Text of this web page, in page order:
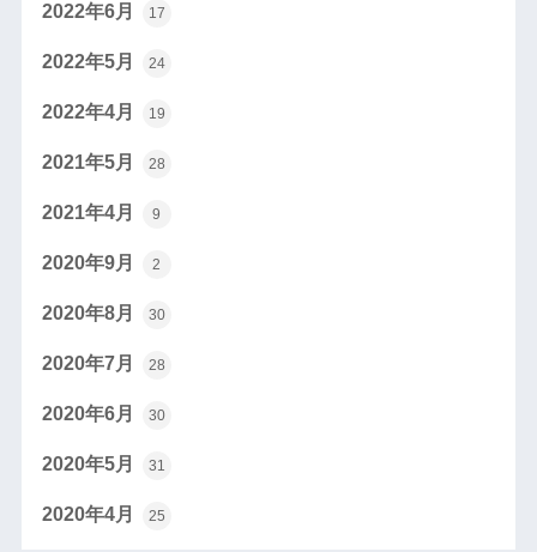
2022年6月 17
2022年5月 24
2022年4月 19
2021年5月 28
2021年4月 9
2020年9月 2
2020年8月 30
2020年7月 28
2020年6月 30
2020年5月 31
2020年4月 25